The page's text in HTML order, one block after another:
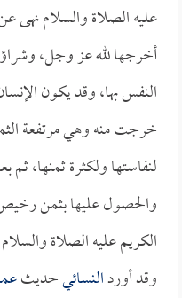
عليه الصلاة والسلام نهى
أخرجها لله عز وجل،
النفس بها، وقد يكون
خرجت منه وهي مرتفعة
لنفاستها ولكثرة ثمنها،
والحصول عليها بثمن
الكريم عليه الصلاة
وقد أوردالنسائيحديث